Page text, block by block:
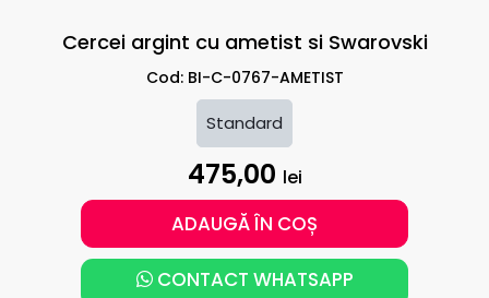
Cercei argint cu ametist si Swarovski
Cod: BI-C-0767-AMETIST
Standard
475,00 lei
ADAUGĂ ÎN COȘ
CONTACT WHATSAPP